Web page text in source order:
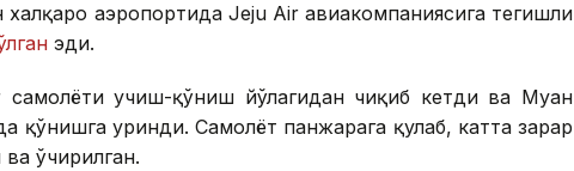
аэропортида Jeju Air авиакомпаниясига тегишли
эди.
учиш-қўниш йўлагидан чиқиб кетди ва Муан
қўнишга уринди. Самолёт панжарага қулаб, катта зарар
ва ўчирилган.